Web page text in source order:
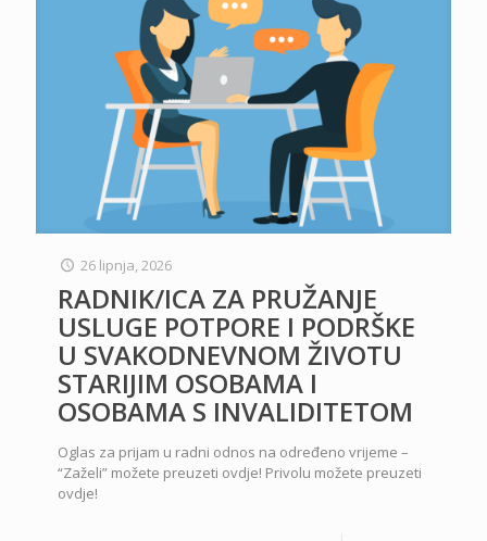
26 lipnja, 2026
RADNIK/ICA ZA PRUŽANJE
USLUGE POTPORE I PODRŠKE
U SVAKODNEVNOM ŽIVOTU
STARIJIM OSOBAMA I
OSOBAMA S INVALIDITETOM
Oglas za prijam u radni odnos na određeno vrijeme –
“Zaželi” možete preuzeti ovdje! Privolu možete preuzeti
ovdje!